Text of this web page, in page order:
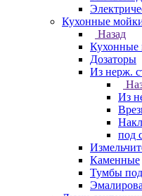
Кухонные
Назад
Кухонные
Дозаторы
Из нерж.
Из
под
Каменные
Тумбы